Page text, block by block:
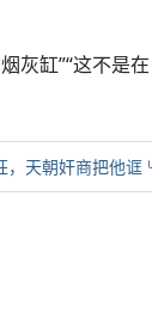
灰缸”“这不是在
，天朝奸商把他诓